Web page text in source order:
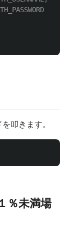
叩きます。
％未満場